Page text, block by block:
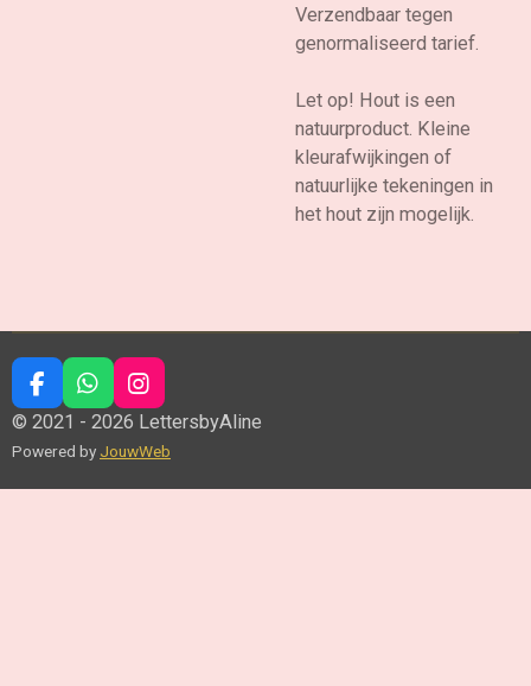
Verzendbaar tegen
genormaliseerd tarief.
Let op! Hout is een
natuurproduct. Kleine
kleurafwijkingen of
natuurlijke tekeningen in
het hout zijn mogelijk.
F
a
e
W
h
t
I
n
t
© 2021 - 2026 LettersbyAline
Powered by JouwWeb